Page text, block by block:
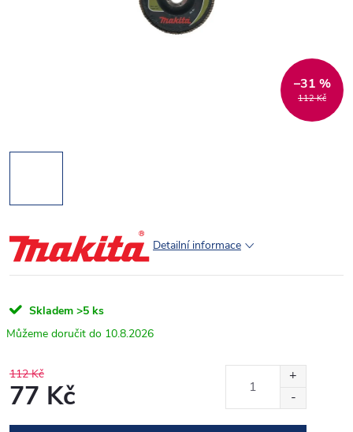
112 Kč
–31 %
Detailní informace
Skladem >5 ks
10.8.2026
112 Kč
77 Kč